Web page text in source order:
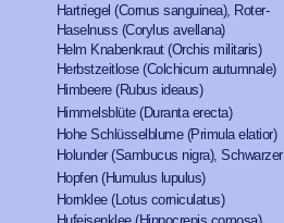
Hartriegel (Cornus sanguinea), Roter-
Haselnuss (Corylus avellana)
Helm Knabenkraut (Orchis militaris)
Herbstzeitlose (Colchicum autumnale)
Himbeere (Rubus ideaus)
Himmelsblüte (Duranta erecta)
Hohe Schlüsselblume (Primula elatior)
Holunder (Sambucus nigra), Schwarzer
Hopfen (Humulus lupulus)
Hornklee (Lotus corniculatus)